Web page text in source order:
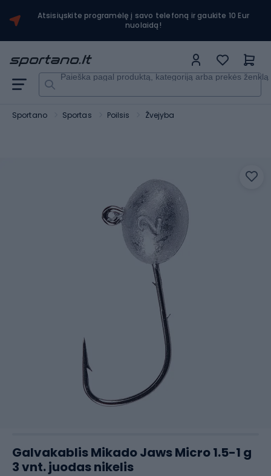
Atsisiųskite programėlę į savo telefoną ir gaukite 10 Eur
nuolaidą!
Paieška pagal produktą, kategoriją arba prekės ženklą
Sportano Sportas Poilsis Žvejyba
Galvakablis Mikado Jaws Micro 1.5-1 g
3 vnt. juodas nikelis